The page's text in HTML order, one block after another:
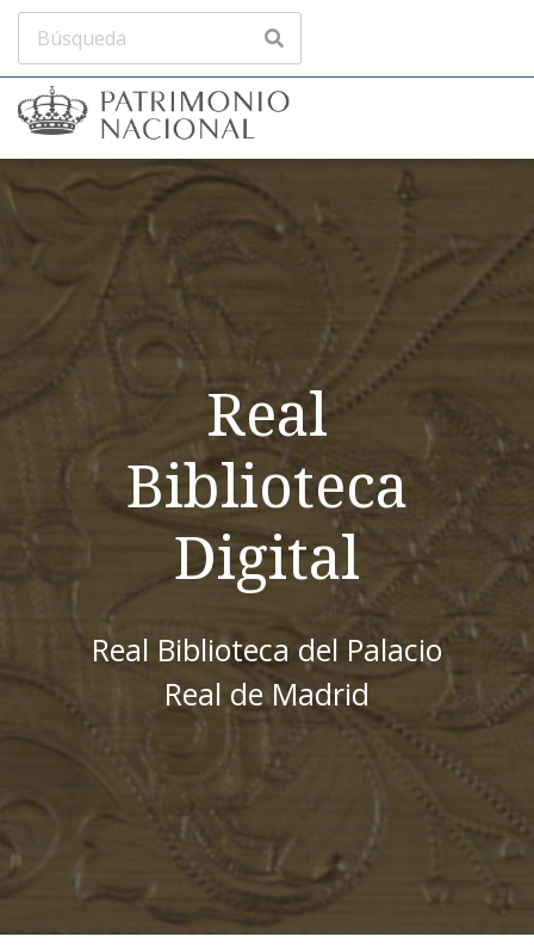
Real
Biblioteca
Digital
Real Biblioteca del Palacio
Real de Madrid